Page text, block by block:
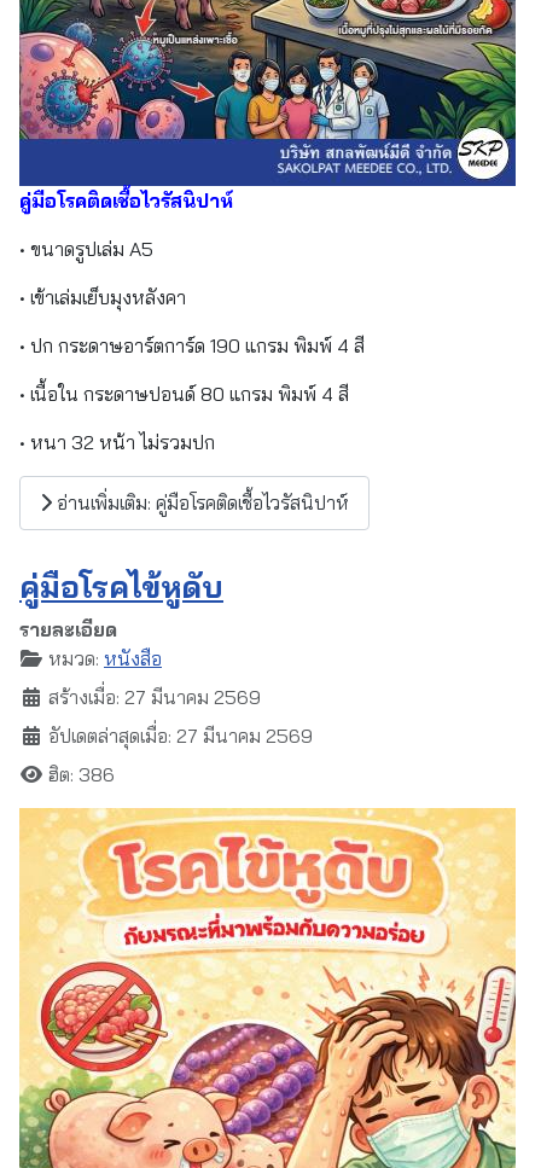
คู่มือโรคติดเชื้อไวรัสนิปาห์
• ขนาดรูปเล่ม A5
• เข้าเล่มเย็บมุงหลังคา
• ปก กระดาษอาร์ตการ์ด 190 แกรม พิมพ์ 4 สี
• เนื้อใน กระดาษปอนด์ 80 แกรม พิมพ์ 4 สี
• หนา 32 หน้า ไม่รวมปก
อ่านเพิ่มเติม: คู่มือโรคติดเชื้อไวรัสนิปาห์
คู่มือโรคไข้หูดับ
รายละเอียด
หมวด: หนังสือ
สร้างเมื่อ: 27 มีนาคม 2569
อัปเดตล่าสุดเมื่อ: 27 มีนาคม 2569
ฮิต: 386